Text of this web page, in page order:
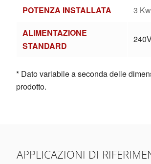
POTENZA INSTALLATA
3 Kw
ALIMENTAZIONE
STANDARD
* Dato variabile a seconda delle
prodotto.
APPLICAZIONI DI